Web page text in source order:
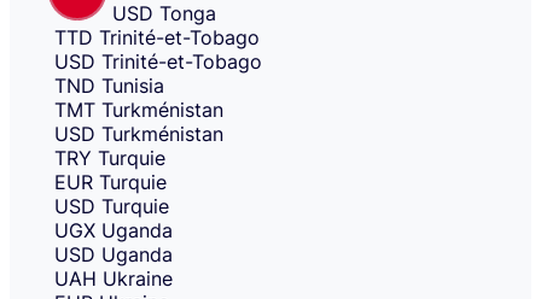
USD Tonga
TTD Trinité-et-Tobago
USD Trinité-et-Tobago
TND Tunisia
TMT Turkménistan
USD Turkménistan
TRY Turquie
EUR Turquie
USD Turquie
UGX Uganda
USD Uganda
UAH Ukraine